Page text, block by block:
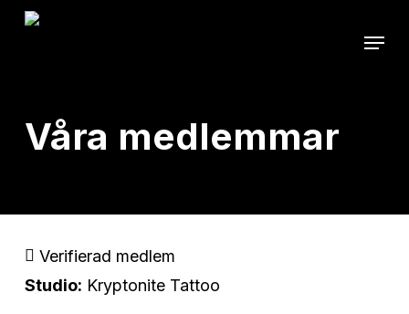
Skip
Menu
Våra medlemmar
Verifierad medlem
Studio: Kryptonite Tattoo